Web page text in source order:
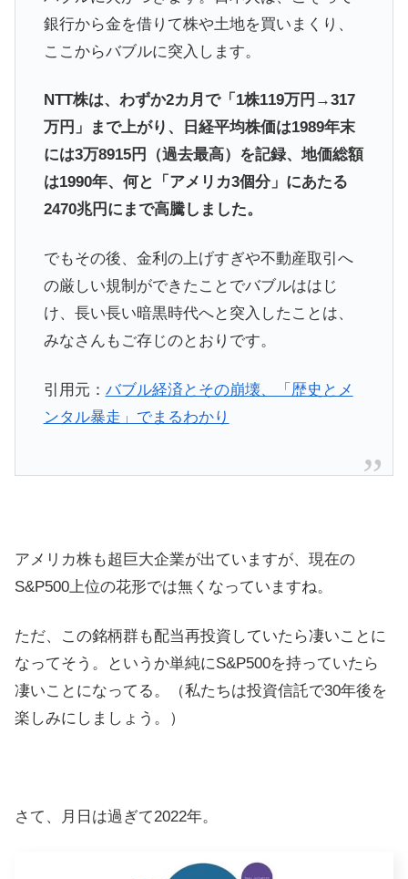
銀行から金を借りて株や土地を買いまくり、
ここからバブルに突入します。
NTT株は、わずか2カ月で「1株119万円→317
万円」まで上がり、日経平均株価は1989年末
には3万8915円（過去最高）を記録、地価総額
は1990年、何と「アメリカ3個分」にあたる
2470兆円にまで高騰しました。
でもその後、金利の上げすぎや不動産取引へ
の厳しい規制ができたことでバブルははじ
け、長い長い暗黒時代へと突入したことは、
みなさんもご存じのとおりです。
引用元： バブル経済とその崩壊、「歴史とメ
ンタル暴走」でまるわかり
アメリカ株も超巨大企業が出ていますが、現在の
S&P500上位の花形では無くなっていますね。
ただ、この銘柄群も配当再投資していたら凄いことに
なってそう。というか単純にS&P500を持っていたら
凄いことになってる。（私たちは投資信託で30年後を
楽しみにしましょう。）
さて、月日は過ぎて2022年。